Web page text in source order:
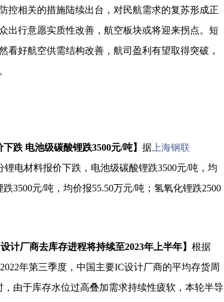
控相关的措施陆续出台，对民航需求的复苏形成正
出行意愿实质性改善，航空板块或将迎来拐点。短
看好航空供需结构改善，航司盈利有望取得突破，
跌 电池级碳酸锂跌3500元/吨】 据 上海钢联
锂电材料报价下跌，电池级碳酸锂跌3500元/吨，均
3500元/吨，均价报55.50万元/吨；氢氧化锂跌2500
计厂商去库存进程将持续至2023年上半年】 根据
年第三季度，中国主要IC设计厂商的平均存货周
由于库存水位过高叠加需求持续性疲软，本轮半导